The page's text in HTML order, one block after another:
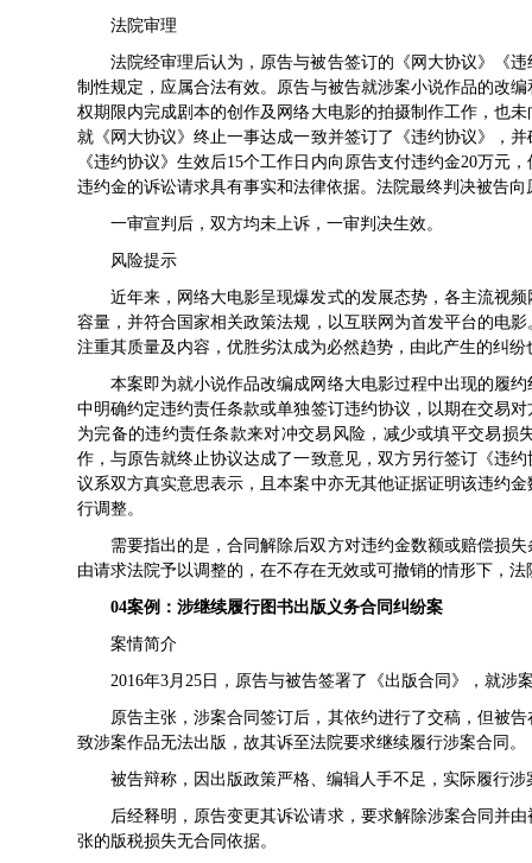
法院审理
法院经审理后认为，原告与被告签订的《网大协议》《
制性规定，应属合法有效。原告与被告就涉案小说作品的改
权期限内完成剧本的创作及网络大电影的拍摄制作工作，也
就《网大协议》终止一事达成一致并签订了《违约协议》，
《违约协议》生效后15个工作日内向原告支付违约金20万元
违约金的诉讼请求具有事实和法律依据。法院最终判决被告向
一审宣判后，双方均未上诉，一审判决生效。
风险提示
近年来，网络大电影呈现爆发式的发展态势，各主流视
容量，并符合国家相关政策法规，以互联网为首发平台的电
注重其质量及内容，优胜劣汰成为必然趋势，由此产生的纠纷
本案即为就小说作品改编成网络大电影过程中出现的履
中明确约定违约责任条款或单独签订违约协议，以期在交易
为完备的违约责任条款来对冲交易风险，减少或填平交易
作，与原告就终止协议达成了一致意见，双方另行签订《违
议系双方真实意思表示，且本案中亦无其他证据证明该违约
行调整。
需要指出的是，合同解除后双方对违约金数额或赔偿损
由请求法院予以调整的，在不存在无效或可撤销的情形下，
04案例： 涉继续履行图书出版义务合同纠纷案
案情简介
2016年3月25日，原告与被告签署了《出版合同》，就涉
原告主张，涉案合同签订后，其依约进行了交稿，但被
致涉案作品无法出版，故其诉至法院要求继续履行涉案合同。
被告辩称，因出版政策严格、编辑人手不足，实际履行
后经释明，原告变更其诉讼请求，要求解除涉案合同并
张的版税损失无合同依据。